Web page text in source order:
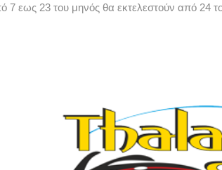
7 εως 23 του μηνός θα εκτελεστούν από 24